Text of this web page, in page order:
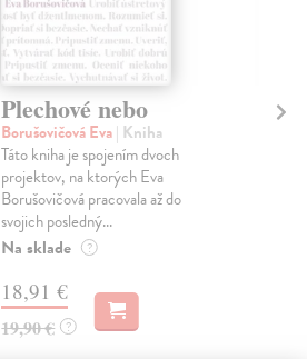
Plechové nebo
Borušovičová Eva| Kniha
Táto kniha je spojením dvoch
projektov, na ktorých Eva
Borušovičová pracovala až do
svojich posledný...
Na sklade ?
18,91 €
19,90 € ?